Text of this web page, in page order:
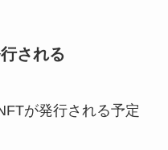
される
が発行される予定